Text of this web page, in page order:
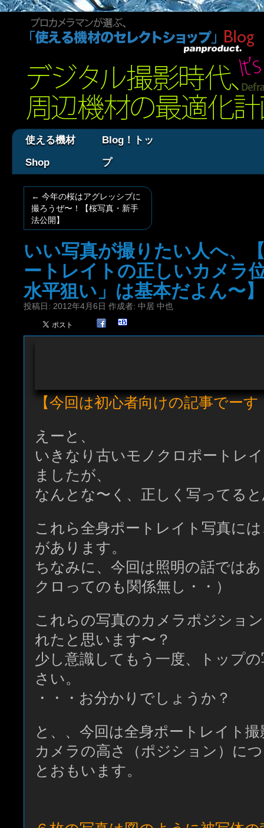
使える機材
Shop
Blog！トッ
プ
← 今年の桜はアグレッシブに
撮ろうぜ〜！【桜写真・新手
法公開】
いい写真が撮りたい人へ、
ートレイトの正しいカメラ
水平狙い」は基本だよん〜】
投稿日: 2012年4月6日 作成者: 中居 中也
【今回は初心者向けの記事でーす
えーと、
いきなり古いモノクロポートレ
ましたが、
なんとな〜く、正しく写ってる
これら全身ポートレイト写真に
があります。
ちなみに、今回は照明の話では
クロってのも関係無し・・）
これらの写真のカメラポジショ
れたと思います〜？
少し意識してもう一度、トップ
さい。
・・・お分かりでしょうか？
と、、今回は全身ポートレイト
カメラの高さ（ポジション）に
とおもいます。